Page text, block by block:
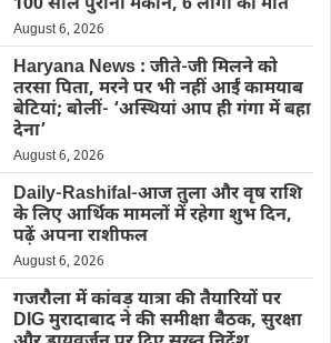
100 साल पुराना मकान, 6 लोगों की मौत
August 6, 2026
Haryana News : जीते-जी मिलने को
तरसा पिता, मरने पर भी नहीं आईं कामयाब
बेटियां; बोलीं- ‘अस्थियां आप ही गंगा में बहा
देना’
August 6, 2026
Daily-Rashifal-आज तुला और वृष राशि
के लिए आर्थिक मामलों में रहेगा शुभ दिन,
पढ़ें अपना राशीफल
August 6, 2026
गजरौला में कांवड़ यात्रा की तैयारियों पर
DIG मुरादाबाद ने की समीक्षा बैठक, सुरक्षा